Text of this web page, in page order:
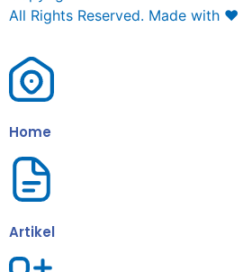
All Rights Reserved. Made with ❤
Home
Artikel